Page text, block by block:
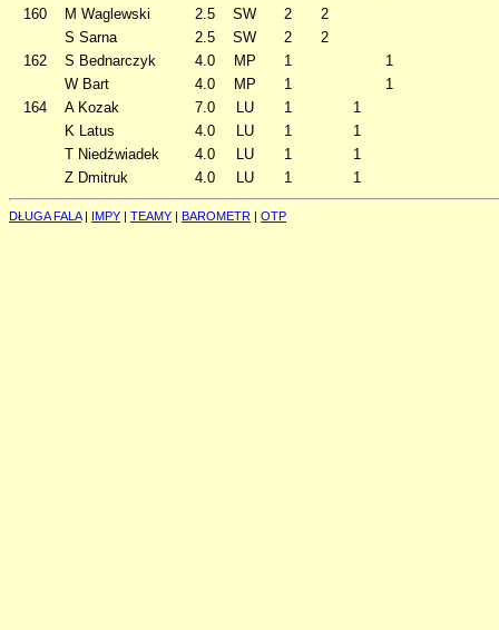
160
M Waglewski 2.5 SW 2
2
S Sarna
2.5 SW 2
2
162
S Bednarczyk 4.0 MP 1
1
W Bart
4.0 MP 1
1
164
A Kozak 7.0 LU 1
1
K Latus
4.0 LU 1
1
T Niedźwiadek
4.0 LU 1
1
Z Dmitruk
4.0 LU 1 1
DŁUGA FALA| IMPY | TEAMY | BAROMETR | OTP